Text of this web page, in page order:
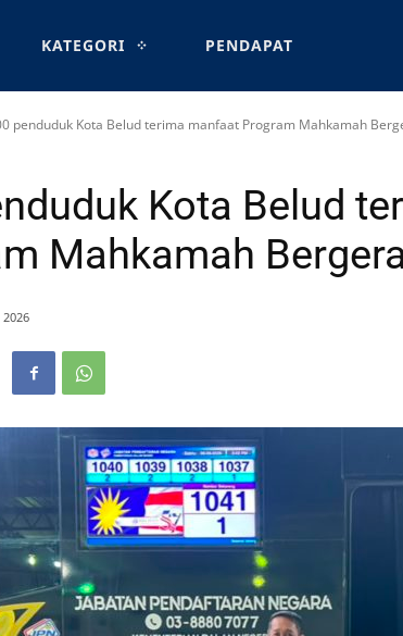
KATEGORI PENDAPAT
penduduk Kota Belud terima manfaat Program Mahkamah
Kota Belud
Mahkamah
2026